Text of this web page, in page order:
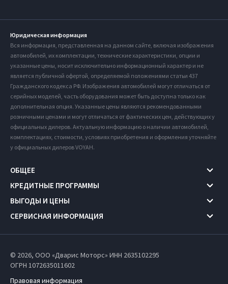
Юридическая информация
Вся информация, представленная на данном сайте, включая изображения
автомобилей, их комплектации, технические характеристики, опции и
указанные цены, носит исключительно информационный характер и не
является публичной офертой, определяемой положениями статьи 437
Гражданского кодекса РФ. Изображения автомобилей могут отличаться от
серийных моделей, часть оборудования может быть доступна только как
дополнительная опция. Указанные цены являются рекомендованными
розничными ценами и могут отличаться от фактических цен, действующих у
официальных дилеров. Актуальную информацию о наличии автомобилей,
комплектациях, стоимости, условиях приобретения и оформления уточняйте
у официальных дилеров VOYAH.
ОБЩЕЕ
КРЕДИТНЫЕ ПРОГРАММЫ
ВЫГОДЫ И ЦЕНЫ
СЕРВИСНАЯ ИНФОРМАЦИЯ
© 2026, ООО «Дварис Моторс» ИНН 2635102295
ОГРН 1072635011602
Правовая информация